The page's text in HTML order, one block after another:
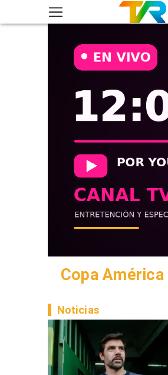
Copa América
Noticias